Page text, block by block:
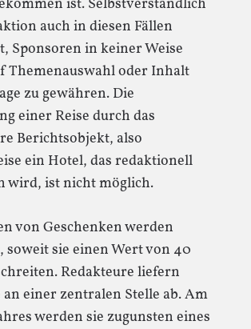
ist. Selbstverständlich
auch in diesen Fällen
Sponsoren in keiner Weise
Themenauswahl oder Inhalt
zu gewähren. Die
einer Reise durch das
Berichtsobjekt, also
ein Hotel, das redaktionell
wird, ist nicht möglich.
von Geschenken werden
soweit sie einen Wert von 40
Redakteure liefern
an einer zentralen Stelle ab. Am
werden sie zugunsten eines